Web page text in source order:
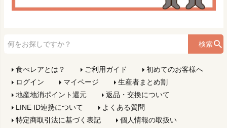
検索
食べレアとは？ ご利用ガイド
初めてのお客様へ
ログイン
マイページ
生産者まとめ割
地産地消ポイント還元
返品・交換について
LINE ID連携について
よくある質問
特定商取引法に基づく表記
個人情報の取扱い